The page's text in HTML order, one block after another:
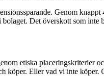
Genom
Det överskott som
etiska
Eller vad vi inte köper.